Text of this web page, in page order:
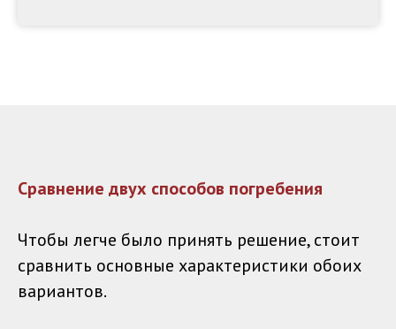
Сравнение двух способов погребения
Чтобы легче было принять решение, стоит
сравнить основные характеристики обоих
вариантов.